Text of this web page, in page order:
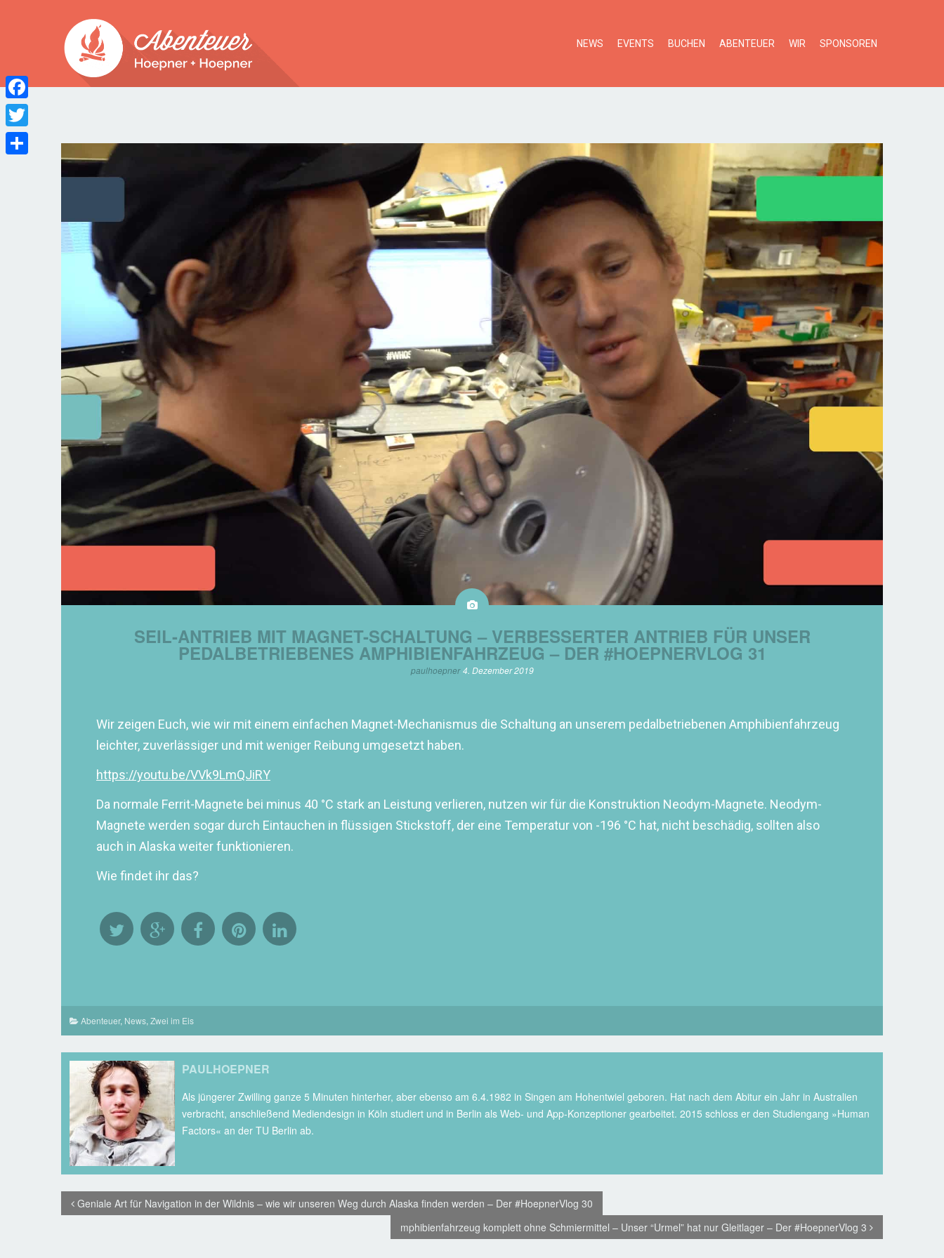
NEWS EVENTS BUCHEN ABENTEUER WIR SPONSOREN
SEIL-ANTRIEB MIT MAGNET-SCHALTUNG – VERBESSERTER ANTRIEB FÜR UNSER
PEDALBETRIEBENES AMPHIBIENFAHRZEUG – DER #HOEPNERVLOG 31
paulhoepner 4. Dezember 2019
Wir zeigen Euch, wie wir mit einem einfachen Magnet-Mechanismus die Schaltung an unserem pedalbetriebenen Amphibienfahrzeug
leichter, zuverlässiger und mit weniger Reibung umgesetzt haben.
https://youtu.be/VVk9LmQJiRY
Da normale Ferrit-Magnete bei minus 40 °C stark an Leistung verlieren, nutzen wir für die Konstruktion Neodym-Magnete. Neodym-
Magnete werden sogar durch Eintauchen in flüssigen Stickstoff, der eine Temperatur von -196 °C hat, nicht beschädig, sollten also
auch in Alaska weiter funktionieren.
Wie findet ihr das?
Abenteuer, News, Zwei im Eis
PAULHOEPNER
Als jüngerer Zwilling ganze 5 Minuten hinterher, aber ebenso am 6.4.1982 in Singen am Hohentwiel geboren. Hat nach dem Abitur ein Jahr in Australien
verbracht, anschließend Mediendesign in Köln studiert und in Berlin als Web- und App-Konzeptioner gearbeitet. 2015 schloss er den Studiengang »Human
Factors« an der TU Berlin ab.
Geniale Art für Navigation in der Wildnis – wie wir unseren Weg durch Alaska finden werden – Der #HoepnerVlog 30
mphibienfahrzeug komplett ohne Schmiermittel – Unser “Urmel” hat nur Gleitlager – Der #HoepnerVlog 3
Facebook
Twitter